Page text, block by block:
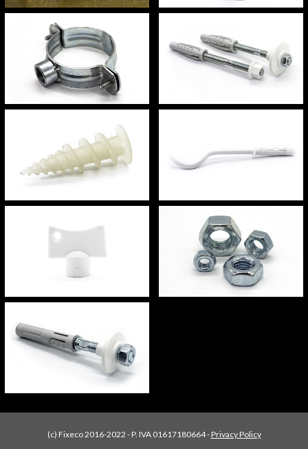
(c) Fixeco 2016-2022 - P. IVA 01617180664 -Privacy Policy